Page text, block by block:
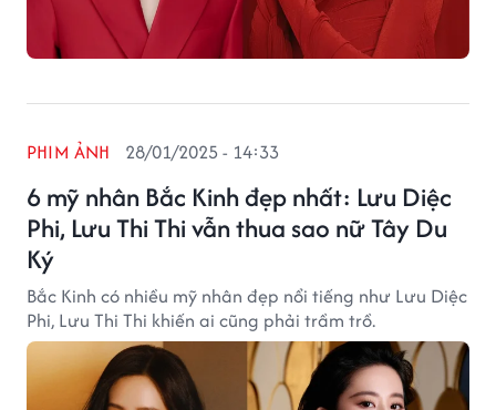
6 mỹ nhân Bắc Kinh đẹp nhất: Lưu Diệc
Phi, Lưu Thi Thi vẫn thua sao nữ Tây Du
Ký
PHIM ẢNH 28/01/2025 - 14:33
Bắc Kinh có nhiều mỹ nhân đẹp nổi tiếng như Lưu Diệc
Phi, Lưu Thi Thi khiến ai cũng phải trầm trồ.